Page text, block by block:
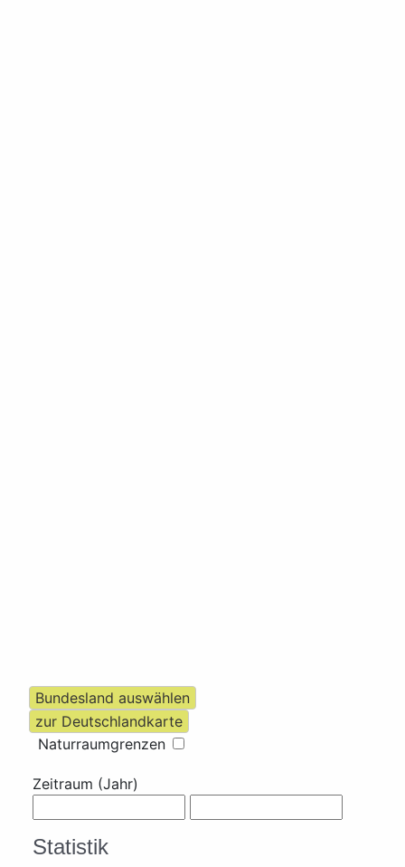
Naturraumgrenzen
Zeitraum (Jahr)
Statistik